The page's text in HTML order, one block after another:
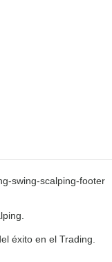
éxito en el Trading.